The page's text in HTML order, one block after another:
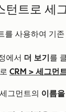
턴트로 세
를 사용하여 기
에서 더 보기를
CRM > 세그먼
그먼트의 이름을